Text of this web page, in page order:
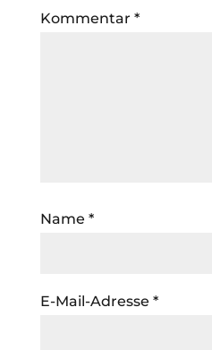
Kommentar *
Name *
E-Mail-Adresse *